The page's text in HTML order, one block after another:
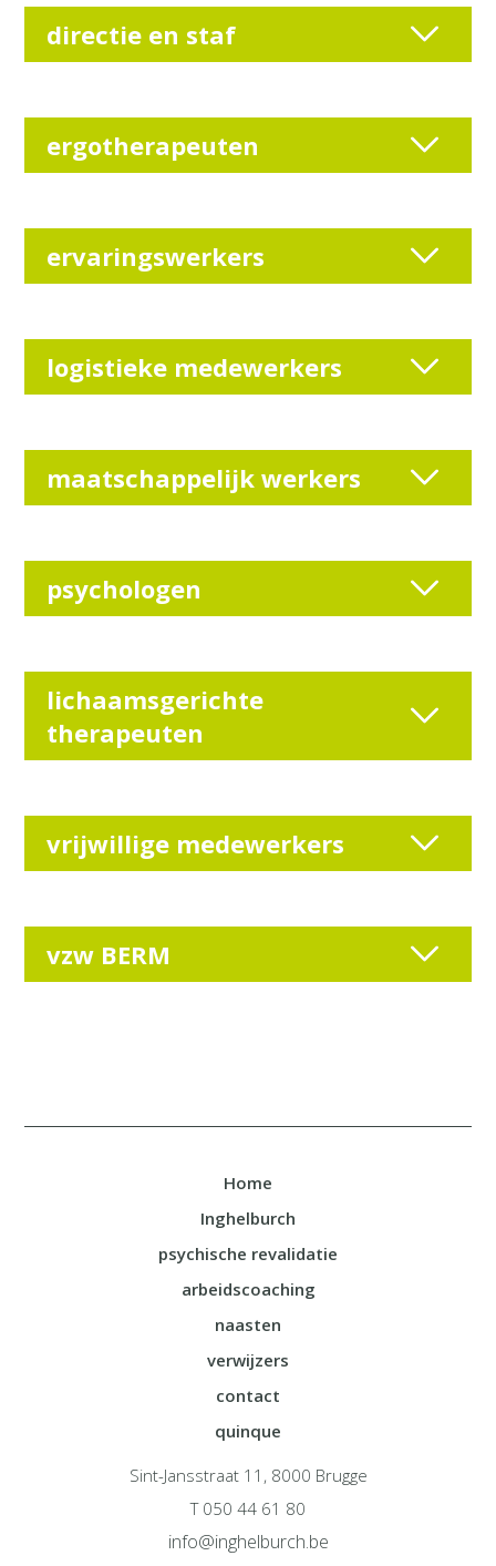
directie en staf
ergotherapeuten
ervaringswerkers
logistieke medewerkers
maatschappelijk werkers
psychologen
lichaamsgerichte
therapeuten
vrijwillige medewerkers
vzw BERM
Home
Inghelburch
psychische revalidatie
arbeidscoaching
naasten
verwijzers
contact
quinque
Sint-Jansstraat 11, 8000 Brugge
T 050 44 61 80
info@inghelburch.be